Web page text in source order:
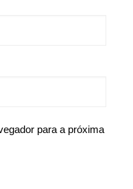
para a próxima